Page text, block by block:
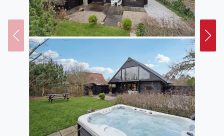
Mühlen und Geschichte zu erleben, z.B. im Schloss
Augustenborg, seinem Park und seiner Schlosskirche.
Ein Schloss zu besichtigen, gibt es auch in Sonderborg,
es beherbergt ein Museum über die lokale Geschichte.
Mehr in diesem Zusammenhang wird Ihnen im
Historiecenter Dybböl Banke erzählt. Die Insel Als ist
auch ein gutes Urlaubsziel für Windsurfer, die Ihren
Sport hier ausleben können!